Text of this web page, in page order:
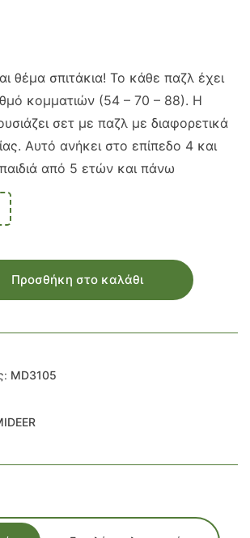
θέμα σπιτάκια! Το κάθε παζλ έχει
κομματιών (54 – 70 – 88). Η
σετ με παζλ με διαφορετικά
Αυτό ανήκει στο επίπεδο 4 και
παιδιά από 5 ετών και πάνω
Προσθήκη στο καλάθι
MD3105